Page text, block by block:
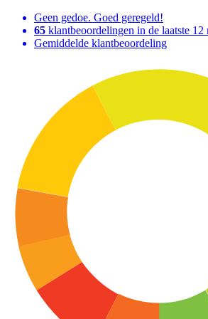
Geen gedoe. Goed geregeld!
65 klantbeoordelingen in de laatste 12
Gemiddelde klantbeoordeling